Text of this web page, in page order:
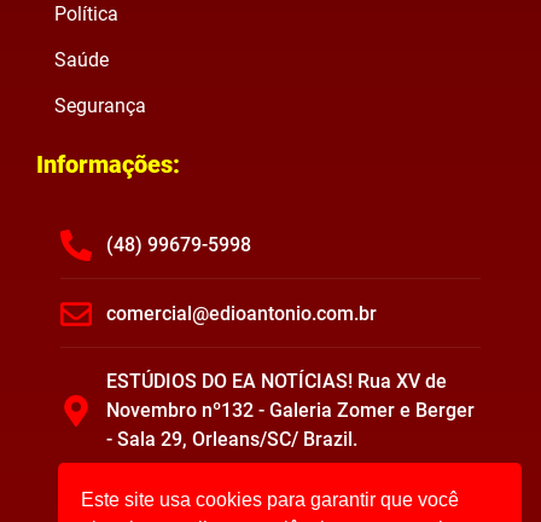
Política
Saúde
Segurança
Informações:
(48) 99679-5998
comercial@edioantonio.com.br
ESTÚDIOS DO EA NOTÍCIAS! Rua XV de
Novembro nº132 - Galeria Zomer e Berger
- Sala 29, Orleans/SC/ Brazil.
Este site usa cookies para garantir que você